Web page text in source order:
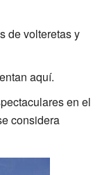
de volteretas y
aquí.
en el
considera